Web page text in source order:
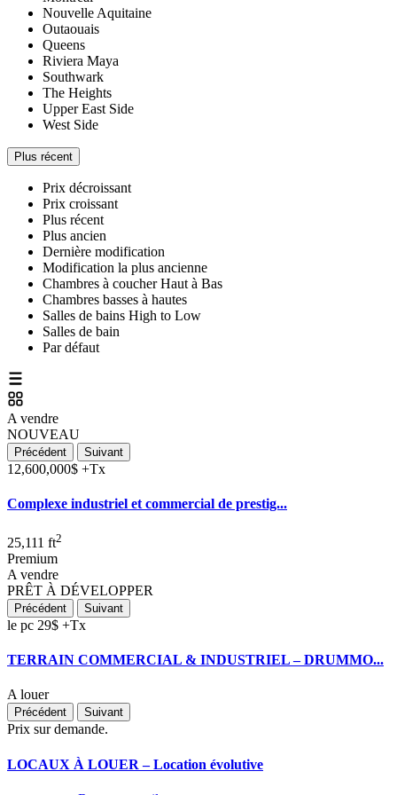
Nouvelle Aquitaine
Outaouais
Queens
Riviera Maya
Southwark
The Heights
Upper East Side
West Side
Plus récent
Prix décroissant
Prix croissant
Plus récent
Plus ancien
Dernière modification
Modification la plus ancienne
Chambres à coucher Haut à Bas
Chambres basses à hautes
Salles de bains High to Low
Salles de bain
Par défaut
A vendre
NOUVEAU
Précédent Suivant
12,600,000$ +Tx
Complexe industriel et commercial de prestig...
25,111 ft2
Premium
A vendre
PRÊT À DÉVELOPPER
Précédent Suivant
le pc 29$ +Tx
TERRAIN COMMERCIAL & INDUSTRIEL – DRUMMO...
A louer
Précédent Suivant
Prix sur demande.
LOCAUX À LOUER – Location évolutive